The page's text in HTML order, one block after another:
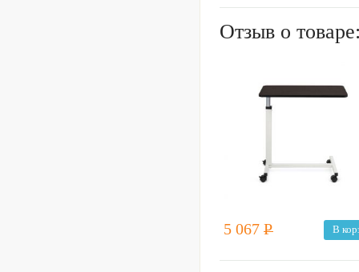
Отзыв о
5 067 Р В